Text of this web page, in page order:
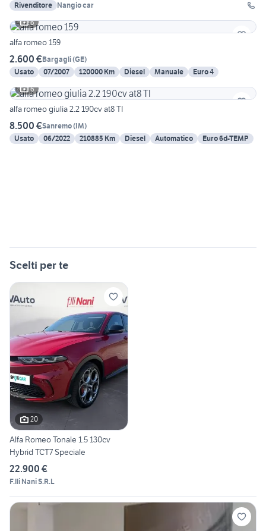
Rivenditore Nangio car
6
alfa romeo 159
2.600 €Bargagli(GE)
Usato
07/2007 120000 Km Diesel Manuale
Euro 4
6
alfa romeo giulia 2.2 190cv at8 TI
8.500 €Sanremo(IM)
Usato
06/2022 210885 Km Diesel Automatico Euro 6d-TEMP
Scelti per te
20
Alfa Romeo Tonale 1.5 130cv
Hybrid TCT7 Speciale
22.900 €
F.lli Nani S.R.L